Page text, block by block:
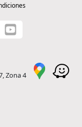
Zona 4